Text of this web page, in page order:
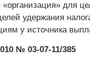
для
удержания
у источника
№ 03-07-11/385